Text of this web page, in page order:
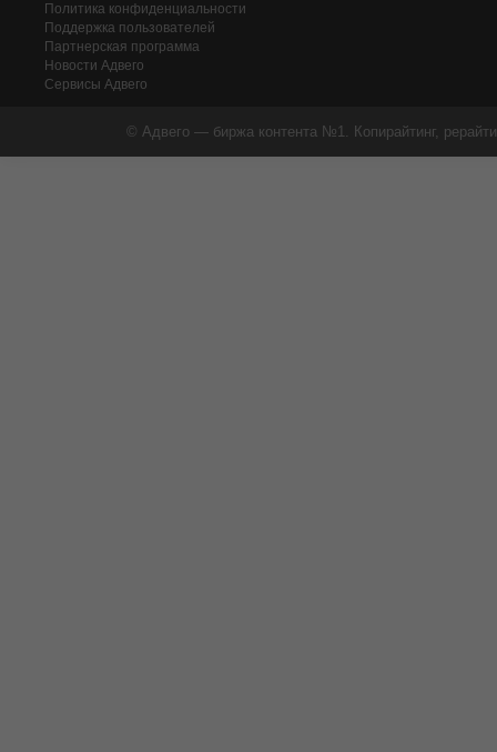
Политика конфиденциальности
Поддержка пользователей
Партнерская программа
Новости Адвего
Сервисы Адвего
© Адвего — биржа контента №1. Копирайтинг,